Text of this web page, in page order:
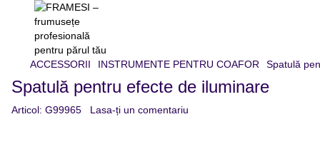
ACCESSORII INSTRUMENTE PENTRU COAFOR Spatulă
Spatulă pentru efecte de iluminare
Articol: G99965 Lasa-ți un comentariu